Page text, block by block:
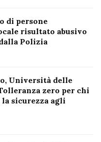
di persone
risultato abusivo
Polizia
Università delle
zero per chi
sicurezza agli